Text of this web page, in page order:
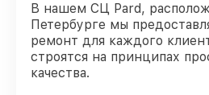
В нашем СЦ Pard,
Петербурге мы
ремонт для каждого
строятся на принципах
качества.